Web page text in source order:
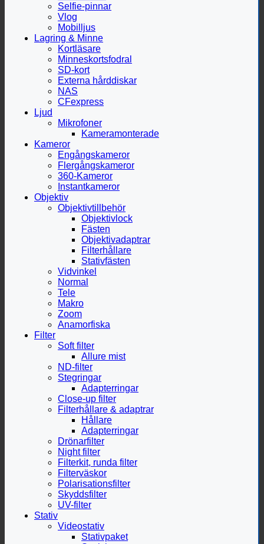
Selfie-pinnar
Vlog
Mobilljus
Lagring & Minne
Kortläsare
Minneskortsfodral
SD-kort
Externa hårddiskar
NAS
CFexpress
Ljud
Mikrofoner
Kameramonterade
Kameror
Engångskameror
Flergångskameror
360-Kameror
Instantkameror
Objektiv
Objektivtillbehör
Objektivlock
Fästen
Objektivadaptrar
Filterhållare
Stativfästen
Vidvinkel
Normal
Tele
Makro
Zoom
Anamorfiska
Filter
Soft filter
Allure mist
ND-filter
Stegringar
Adapterringar
Close-up filter
Filterhållare & adaptrar
Hållare
Adapterringar
Drönarfilter
Night filter
Filterkit, runda filter
Filterväskor
Polarisationsfilter
Skyddsfilter
UV-filter
Stativ
Videostativ
Stativpaket